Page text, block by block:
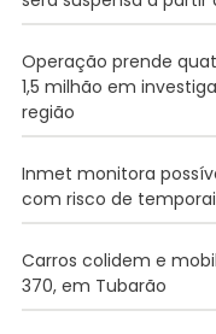
Operação prende
1,5 milhão em
região
Inmet monitora
com risco de
Carros colidem e
370, em Tubarão